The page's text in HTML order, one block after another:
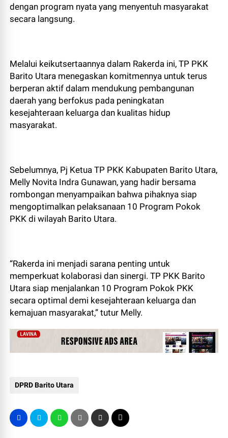
dengan program nyata yang menyentuh masyarakat
secara langsung.
Melalui keikutsertaannya dalam Rakerda ini, TP PKK
Barito Utara menegaskan komitmennya untuk terus
berperan aktif dalam mendukung pembangunan
daerah yang berfokus pada peningkatan
kesejahteraan keluarga dan kualitas hidup
masyarakat.
Sebelumnya, Pj Ketua TP PKK Kabupaten Barito Utara,
Melly Novita Indra Gunawan, yang hadir bersama
rombongan menyampaikan bahwa pihaknya siap
mengoptimalkan pelaksanaan 10 Program Pokok
PKK di wilayah Barito Utara.
“Rakerda ini menjadi sarana penting untuk
memperkuat kolaborasi dan sinergi. TP PKK Barito
Utara siap menjalankan 10 Program Pokok PKK
secara optimal demi kesejahteraan keluarga dan
kemajuan masyarakat,” tutur Melly.
DPRD Barito Utara